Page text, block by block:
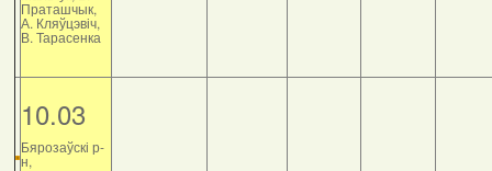
Праташчык,
А. Кляўцэвіч,
В. Тарасенка
10.03
Бярозаўскі р-
н,